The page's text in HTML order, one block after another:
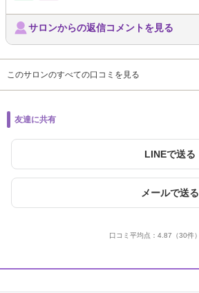
サロンからの返信コメントを見る
このサロンのすべての口コミを見る
友達に共有
LINEで送る
メールで送る
口コミ平均点： 4.87 （30件）